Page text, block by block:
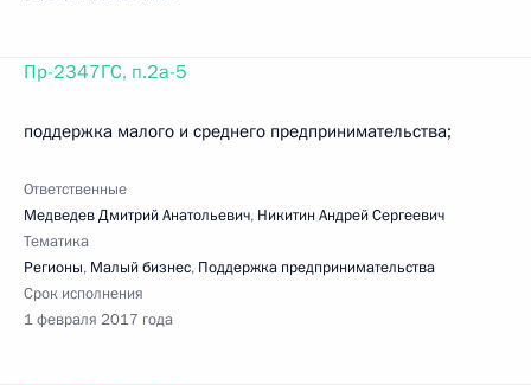
Пр-2347ГС, п.2а-5
поддержка малого и среднего предпринимательства;
Ответственные
Медведев Дмитрий Анатольевич, Никитин Андрей Сергеевич
Тематика
Регионы, Малый бизнес, Поддержка предпринимательства
Срок исполнения
1 февраля 2017 года